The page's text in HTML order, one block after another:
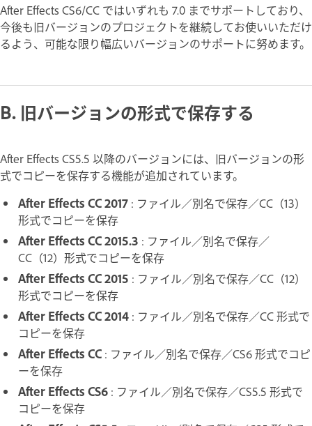
After Effects CS6/CC ではいずれも 7.0 までサポートしており、
今後も旧バージョンのプロジェクトを継続してお使いいただけ
るよう、可能な限り幅広いバージョンのサポートに努めます。
B. 旧バージョンの形式で保存する
After Effects CS5.5 以降のバージョンには、旧バージョンの形
式でコピーを保存する機能が追加されています。
After Effects CC2017 : ファイル／別名で保存／CC（13）
形式でコピーを保存
After Effects CC2015.3 : ファイル／別名で保存／
CC（12）形式でコピーを保存
After Effects CC2015 : ファイル／別名で保存／CC（12）
形式でコピーを保存
After Effects CC2014 : ファイル／別名で保存／CC 形式で
コピーを保存
After Effects CC : ファイル／別名で保存／CS6 形式でコピ
ーを保存
After Effects CS6 : ファイル／別名で保存／CS5.5 形式で
コピーを保存